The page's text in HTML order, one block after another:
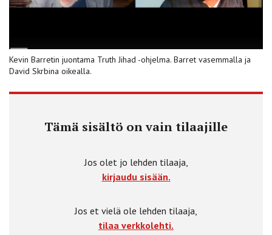
Kevin Barretin juontama Truth Jihad -ohjelma. Barret vasemmalla ja
David Skrbina oikealla.
Tämä sisältö on vain tilaajille
Jos olet jo lehden tilaaja,
kirjaudu sisään.
Jos et vielä ole lehden tilaaja,
tilaa verkkolehti.